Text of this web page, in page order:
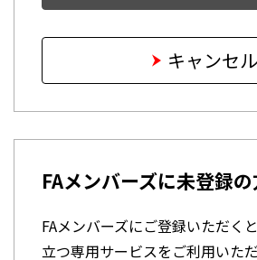
キャンセル
FAメンバーズに未登録
FAメンバーズにご登録いただく
立つ専用サービスをご利用いただ